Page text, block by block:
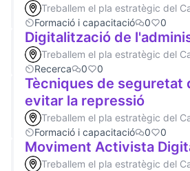
Treballem el pla estratègic del
Formació i capacitació
0 0
Digitalització de
Treballem el pla estratègic del
Recerca
0 0
Tècniques de seguretat
evitar la repressió
Treballem el pla estratègic del
Formació i capacitació
0 0
Moviment Activista
Treballem el pla estratègic del